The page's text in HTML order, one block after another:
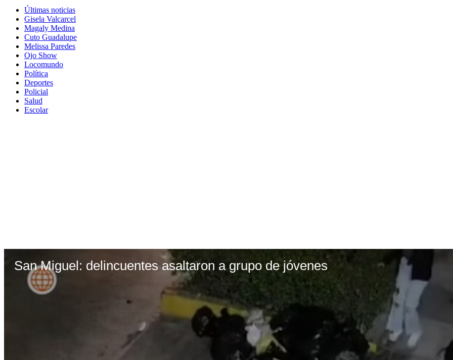
Últimas noticias
Gisela Valcarcel
Magaly Medina
Cuto Guadalupe
Melissa Paredes
Ojo Show
Locomundo
Política
Deportes
Policial
Salud
Escolar
San Miguel: delincuentes asaltaron a grupo de jóvenes